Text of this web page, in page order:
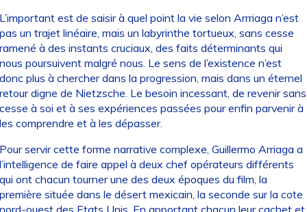
est de saisir à quel point la vie selon Arrriaga n’est
un trajet linéaire, mais un labyrinthe tortueux, sans cesse
à des instants cruciaux, des faits déterminants qui
poursuivent malgré nous. Le sens de l’existence n’est
plus à chercher dans la progression, mais dans un éternel
digne de Nietzsche. Le besoin incessant, de revenir sans
à soi et à ses expériences passées pour enfin parvenir à
comprendre et à les dépasser.
servir cette forme narrative complexe, Guillermo Arriaga a
de faire appel à deux chef opérateurs différents
ont chacun tourner une des deux époques du film, la
située dans le désert mexicain, la seconde sur la cote